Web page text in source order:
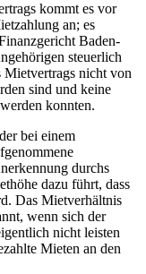
kommt es vor
an; es
Baden-
steuerlich
nicht von
sind und keine
konnten.
bei einem
durchs
dazu führt, dass
Das Mietverhältnis
wenn sich der
nicht leisten
Mieten an den